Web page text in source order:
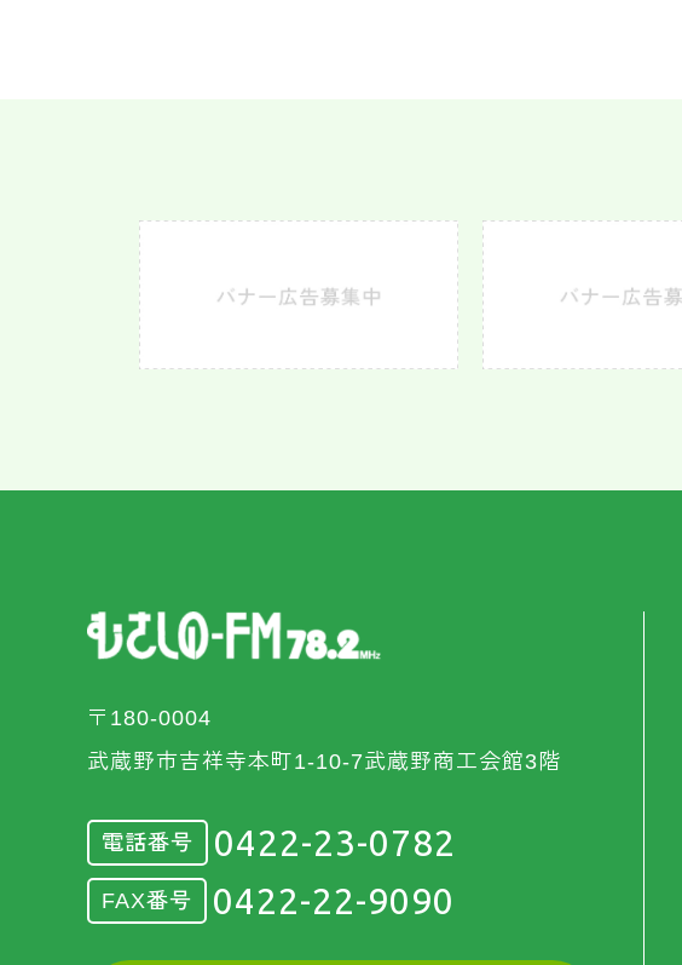
〒180-0004
武蔵野市吉祥寺本町1-10-7武蔵野商工会館3階
電話番号 0422-23-0782
FAX番号 0422-22-9090